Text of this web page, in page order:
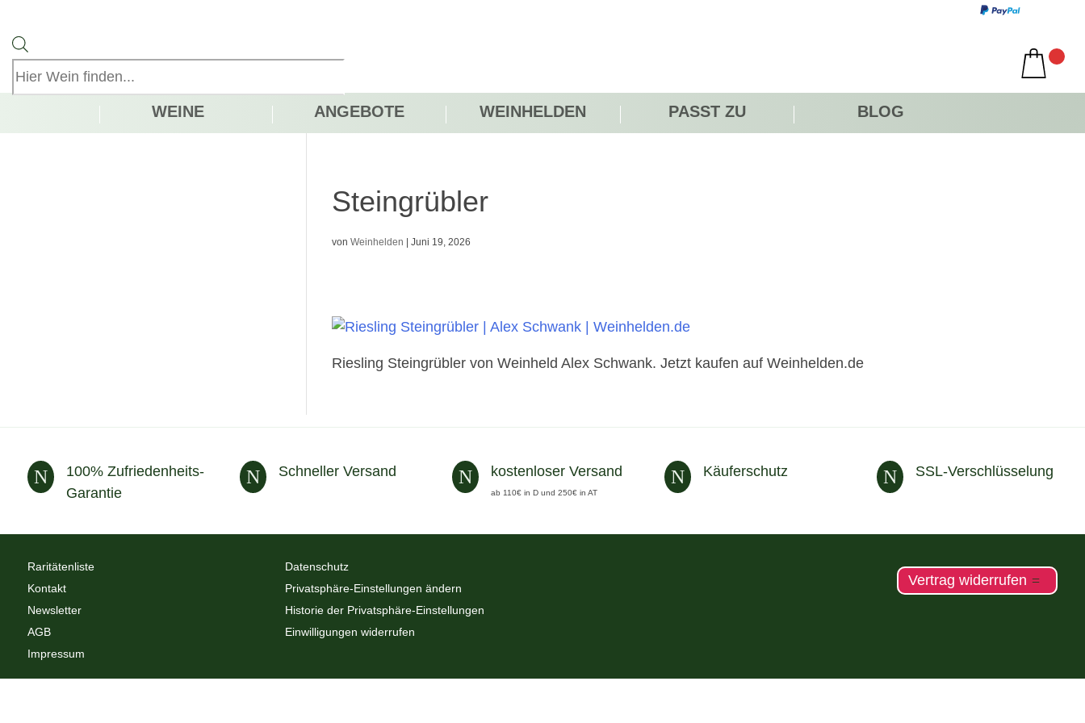
search
WEINE ANGEBOTE WEINHELDEN PASST ZU BLOG
Steingrübler
vonWeinhelden |Juni 19, 2026
Riesling Steingrübler von Weinheld Alex Schwank. Jetzt kaufen auf Weinhelden.de
N
100% Zufriedenheits-
Garantie
N Schneller Versand N kostenloser Versand
ab 110€ in D und 250€ in AT
N Käuferschutz N SSL-Verschlüsselung
Raritätenliste
Kontakt
Newsletter
AGB
Impressum
Datenschutz
Privatsphäre-Einstellungen ändern
Historie der Privatsphäre-Einstellungen
Einwilligungen widerrufen
Vertrag widerrufen